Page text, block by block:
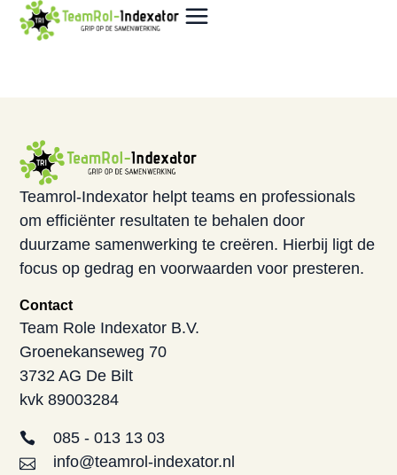
Teamrol-Indexator helpt teams en professionals
om efficiënter resultaten te behalen door
duurzame samenwerking te creëren. Hierbij ligt de
focus op gedrag en voorwaarden voor presteren.
Contact
Team Role Indexator B.V.
Groenekanseweg 70
3732 AG De Bilt
kvk 89003284
085 - 013 13 03
info@teamrol-indexator.nl